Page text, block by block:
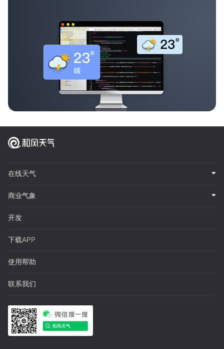
在线天气
商业气象
开发
下载APP
使用帮助
联系我们